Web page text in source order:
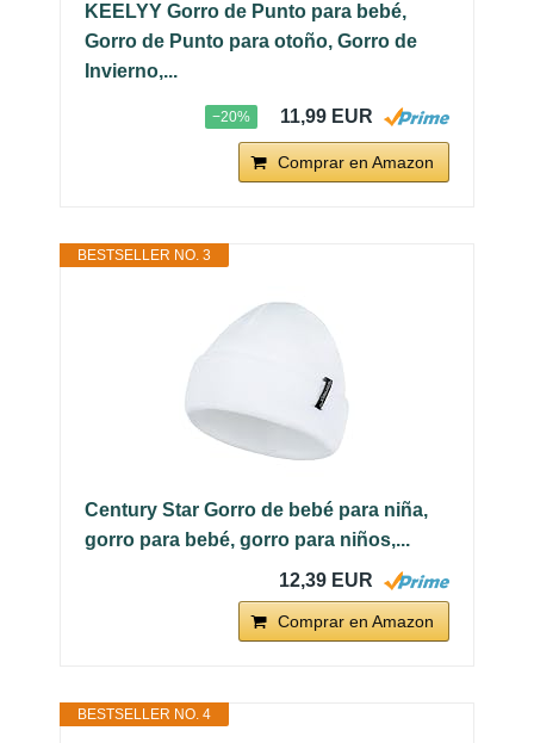
KEELYY Gorro de Punto para bebé,
Gorro de Punto para otoño, Gorro de
Invierno,...
−20% 11,99 EUR
Comprar en Amazon
BESTSELLER NO. 3
Century Star Gorro de bebé para niña,
gorro para bebé, gorro para niños,...
12,39 EUR
Comprar en Amazon
BESTSELLER NO. 4